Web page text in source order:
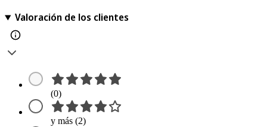
Valoración de los clientes
(0)
y más (2)